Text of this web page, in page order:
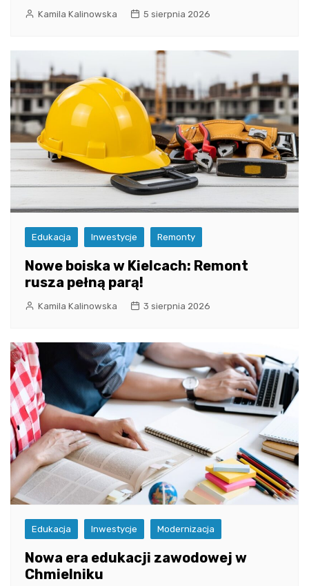
Kamila Kalinowska 5 sierpnia 2026
Edukacja Inwestycje Remonty
Nowe boiska w Kielcach: Remont
rusza pełną parą!
Kamila Kalinowska 3 sierpnia 2026
Edukacja Inwestycje Modernizacja
Nowa era edukacji zawodowej w
Chmielniku